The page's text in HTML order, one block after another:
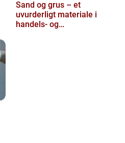
Sand og grus – et
uvurderligt materiale i
handels- og